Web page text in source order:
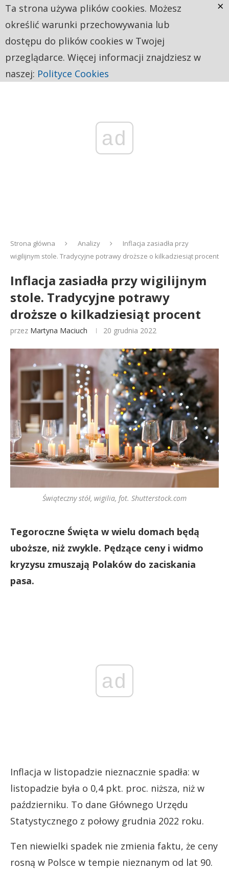
ad
Strona główna Analizy
Inflacja zasiadła przy
wigilijnym stole. Tradycyjne potrawy droższe o kilkadziesiąt procent
Inflacja zasiadła przy wigilijnym
stole. Tradycyjne potrawy
droższe o kilkadziesiąt procent
przez Martyna Maciuch 20 grudnia 2022
Świąteczny stół, wigilia, fot. Shutterstock.com
Tegoroczne Święta w wielu domach będą
uboższe, niż zwykle. Pędzące ceny i widmo
kryzysu zmuszają Polaków do zaciskania
pasa.
ad
Inflacja w listopadzie nieznacznie spadła: w
listopadzie była o 0,4 pkt. proc. niższa, niż w
październiku. To dane Głównego Urzędu
Statystycznego z połowy grudnia 2022 roku.
Ten niewielki spadek nie zmienia faktu, że ceny
rosną w Polsce w tempie nieznanym od lat 90.
Ta strona używa plików cookies. Możesz
określić warunki przechowywania lub
dostępu do plików cookies w Twojej
przeglądarce. Więcej informacji znajdziesz w
naszej: Polityce Cookies
×